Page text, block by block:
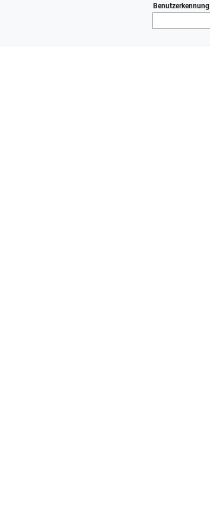
Benutzerkennung